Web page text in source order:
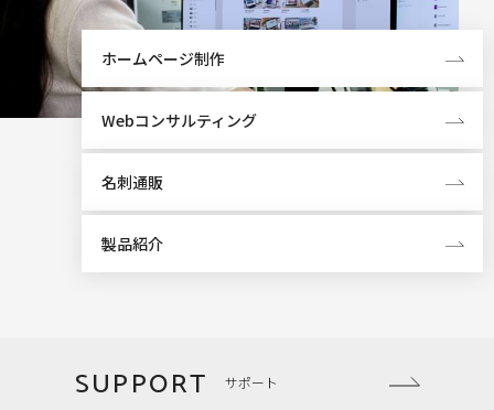
ホームページ制作
Webコンサルティング
名刺通販
製品紹介
SUPPORT サポート